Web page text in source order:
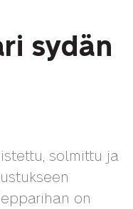
sydän
solmittu ja
on